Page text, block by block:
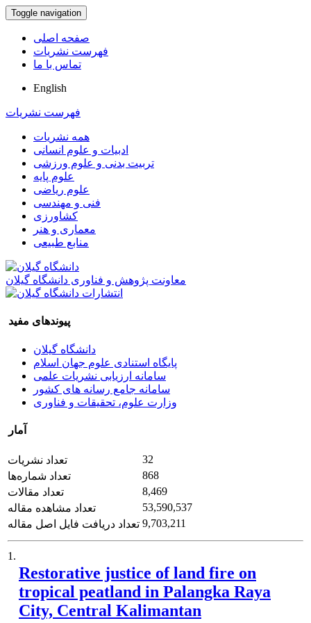
Toggle navigation
صفحه اصلی
فهرست نشریات
تماس با ما
English
فهرست نشریات
همه نشریات
ادبیات و علوم انسانی
تربیت بدنی و علوم ورزشی
علوم پایه
علوم ریاضی
فنی و مهندسی
کشاورزی
معماری و هنر
منابع طبیعی
معاونت پژوهش و فناوری دانشگاه گیلان
پیوندهای مفید
دانشگاه گیلان
پایگاه استنادی علوم جهان اسلام
سامانه ارزیابی نشریات علمی
سامانه جامع رسانه های کشور
وزارت علوم، تحقیقات و فناوری
آمار
تعداد نشریات
32
تعداد شماره‌ها
868
تعداد مقالات
8,469
تعداد مشاهده مقاله
53,590,537
تعداد دریافت فایل اصل مقاله 9,703,211
1.
Restorative justice of land fire on
tropical peatland in Palangka Raya
City, Central Kalimantan